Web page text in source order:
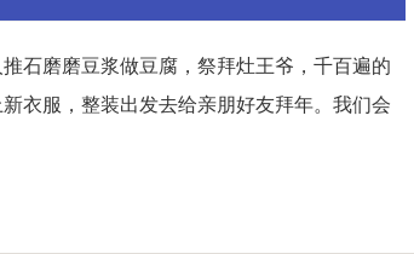
石磨磨豆浆做豆腐，祭拜灶王爷，千百遍的
衣服，整装出发去给亲朋好友拜年。我们会